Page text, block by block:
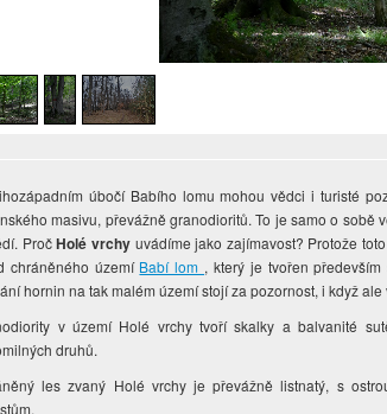
úbočí Babího lomu mohou vědci i turisté
masivu, převážně granodioritů. To je samo o
PročHolé vrchyuvádíme jako zajímavost? Protože
chráněného území Babí lom , který je tvořen
hornin na tak malém území stojí za pozornost, i když
v území Holé vrchy tvoří skalky a balvanité
druhů.
les zvaný Holé vrchy je převážně listnatý, s